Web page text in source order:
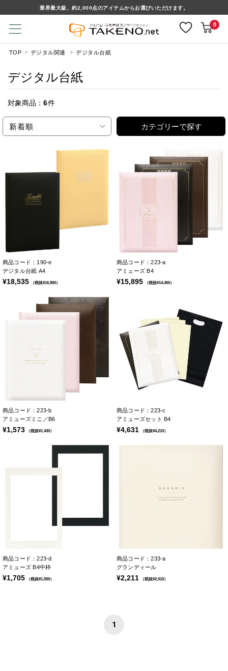
業界最大級、約2,000点のアイテムからお選びいただけます。
0
TOP デジタル関連 デジタル台紙
デジタル台紙
対象商品： 6件
新着順 カテゴリーで探す
商品コード：190-e
デジタル台紙 A4
¥18,535 （税抜¥16,850）
商品コード：223-a
アミューズ B4
¥15,895 （税抜¥14,450）
商品コード：223-b
アミューズミニ／B6
¥1,573 （税抜¥1,430）
商品コード：223-c
アミューズセット B4
¥4,631 （税抜¥4,210）
商品コード：223-d
アミューズ B4中枠
¥1,705 （税抜¥1,550）
商品コード：233-a
グランディール
¥2,211 （税抜¥2,010）
1